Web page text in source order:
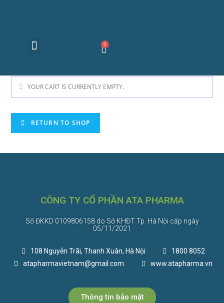
YOUR CART IS CURRENTLY EMPTY.
RETURN TO SHOP
CÔNG TY CỔ PHẦN ATA PHARMA
Số ĐKKD 0109806158 do Sở KHĐT Tp. Hà Nội cấp ngày
05/11/2021
108 Nguyễn Trãi, Thanh Xuân, Hà Nội
1800 8052
atapharmavietnam@gmail.com
www.atapharma.vn
Thông tin bảo mật